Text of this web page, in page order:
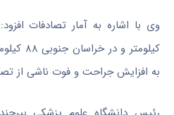
به افزایش جراحت و فوت ناشی از